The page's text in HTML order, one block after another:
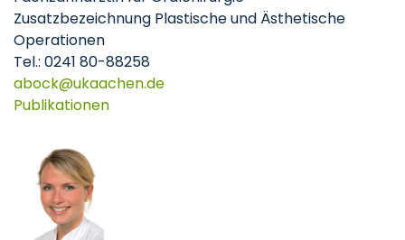
Zusatzbezeichnung Plastische und Ästhetische
Operationen
Tel.: 0241 80-88258
abock
ukaachende
Publikationen